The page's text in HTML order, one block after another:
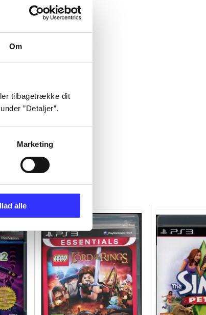
Om
tilbagetrække dit
”Detaljer”.
Marketing
alle